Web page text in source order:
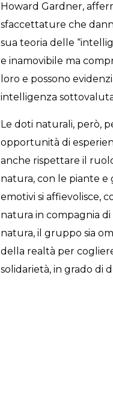
Howard Gardner,
sfaccettature che
sua teoria delle
e inamovibile ma
loro e possono
intelligenza
Le doti naturali, però,
opportunità di
anche rispettare il
natura, con le piante e
emotivi si affievolisce,
natura in compagnia
natura, il gruppo sia
della realtà per
solidarietà, in grado di